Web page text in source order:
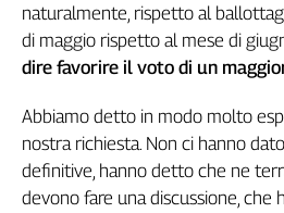
La
settimana
Collettiva
Il
Sassolino
Linea
naturalmente, rispetto al
di maggio rispetto al mese di
dire favorire il voto di un
Abbiamo detto in modo molto
nostra richiesta. Non ci hanno
definitive, hanno detto che ne
devono fare una discussione, che